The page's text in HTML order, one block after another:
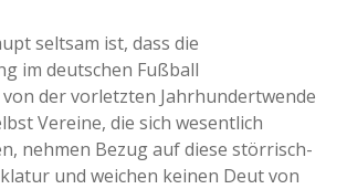
seltsam ist, dass die
im deutschen Fußball
der vorletzten Jahrhundertwende
Vereine, die sich wesentlich
nehmen Bezug auf diese störrisch-
und weichen keinen Deut von